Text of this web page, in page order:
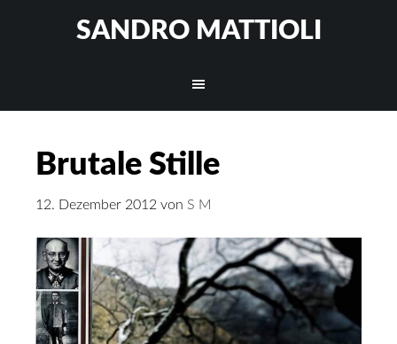
SANDRO MATTIOLI
Brutale Stille
12. Dezember 2012 von S M